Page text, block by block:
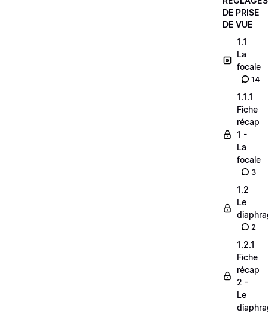
DE PRISE
DE VUE
1.1
La
focale
14
1.1.1
Fiche
récap
1 -
La
focale
3
1.2
Le
2
1.2.1
Fiche
récap
2 -
Le